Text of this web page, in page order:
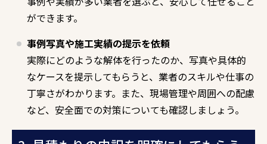
ができます。
事例写真や施工実績の提示を依頼
実際にどのような解体を行ったのか、写真や具体的
なケースを提示してもらうと、業者のスキルや仕事の
丁寧さがわかります。また、現場管理や周囲への配慮
など、安全面での対策についても確認しましょう。